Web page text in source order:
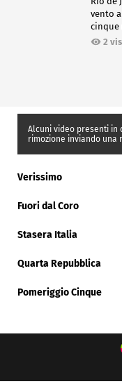
vento
cinque
2
Alcuni video presenti in
rimozione inviando una
Verissimo
Fuori dal Coro
Stasera Italia
Quarta Repubblica
Pomeriggio Cinque